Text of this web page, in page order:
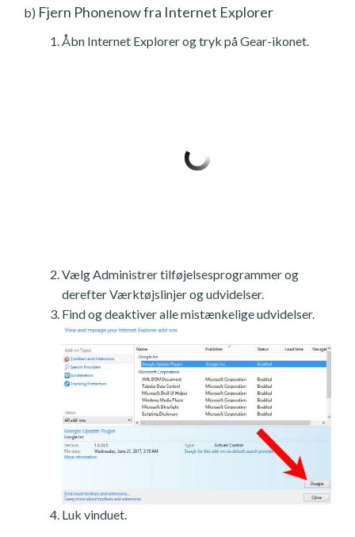
b) Fjern Phonenow fra Internet Explorer
Åbn Internet Explorer og tryk på Gear-ikonet.
Vælg Administrer tilføjelsesprogrammer og
derefter Værktøjslinjer og udvidelser.
Find og deaktiver alle mistænkelige udvidelser.
Luk vinduet.